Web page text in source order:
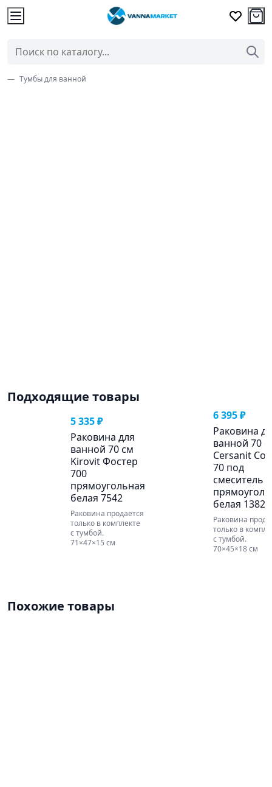
Тумбы для ванной
Подходящие товары
5 335 ₽
Раковина для
ванной 70 см
Kirovit Фостер
700
прямоугольная
белая 7542
Раковина продается
только в комплекте
с тумбой.
71×47×15 см
6 395 ₽
Раковина
ванной 70
Cersanit
70 под
смеситель
белая 13822
Раковина
только в
с тумбой.
70×45×18 см
Похожие товары